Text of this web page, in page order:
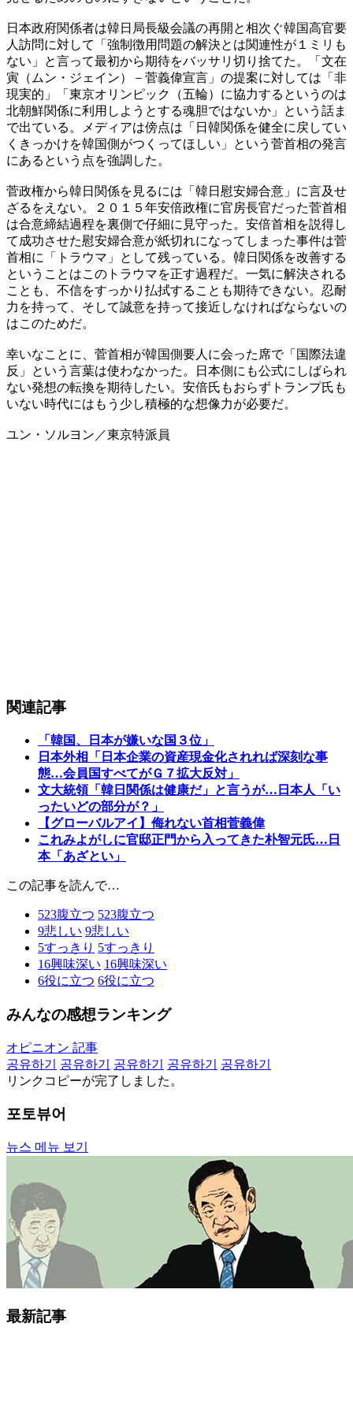
日本政府関係者は韓日局長級会議の再開と相次ぐ韓国高官要
人訪問に対して「強制徴用問題の解決とは関連性が１ミリも
ない」と言って最初から期待をバッサリ切り捨てた。「文在
寅（ムン・ジェイン）－菅義偉宣言」の提案に対しては「非
現実的」「東京オリンピック（五輪）に協力するというのは
北朝鮮関係に利用しようとする魂胆ではないか」という話ま
で出ている。メディアは傍点は「日韓関係を健全に戻してい
くきっかけを韓国側がつくってほしい」という菅首相の発言
にあるという点を強調した。
菅政権から韓日関係を見るには「韓日慰安婦合意」に言及せ
ざるをえない。２０１５年安倍政権に官房長官だった菅首相
は合意締結過程を裏側で仔細に見守った。安倍首相を説得し
て成功させた慰安婦合意が紙切れになってしまった事件は菅
首相に「トラウマ」として残っている。韓日関係を改善する
ということはこのトラウマを正す過程だ。一気に解決される
ことも、不信をすっかり払拭することも期待できない。忍耐
力を持って、そして誠意を持って接近しなければならないの
はこのためだ。
幸いなことに、菅首相が韓国側要人に会った席で「国際法違
反」という言葉は使わなかった。日本側にも公式にしばられ
ない発想の転換を期待したい。安倍氏もおらずトランプ氏も
いない時代にはもう少し積極的な想像力が必要だ。
ユン・ソルヨン／東京特派員
関連記事
「韓国、日本が嫌いな国３位」
日本外相「日本企業の資産現金化されれば深刻な事
態…会員国すべてがＧ７拡大反対」
文大統領「韓日関係は健康だ」と言うが…日本人「い
ったいどの部分が？」
【グローバルアイ】侮れない首相菅義偉
これみよがしに官邸正門から入ってきた朴智元氏…日
本「あざとい」
この記事を読んで…
523腹立つ 523腹立つ
9悲しい 9悲しい
5すっきり 5すっきり
16興味深い 16興味深い
6役に立つ 6役に立つ
みんなの感想ランキング
オピニオン 記事
공유하기
공유하기 공유하기 공유하기
공유하기
リンクコピーが完了しました。
포토뷰어
뉴스 메뉴 보기
最新記事